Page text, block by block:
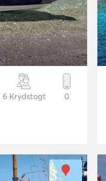
6 Krydstogt 0